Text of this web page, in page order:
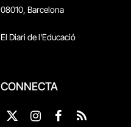
08010, Barcelona
El Diari de l'Educació
CONNECTA
X
InstagramFacebook
RSS